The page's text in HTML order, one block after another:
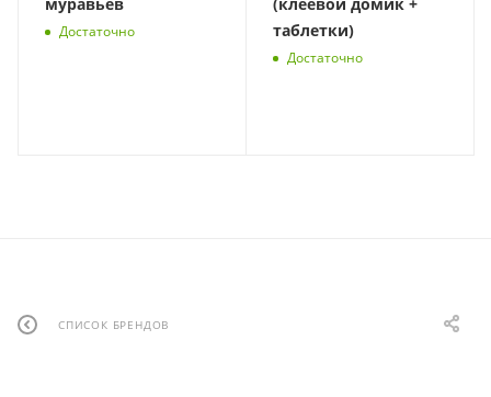
Достаточно
таблетки)
Достаточно
СПИСОК БРЕНДОВ